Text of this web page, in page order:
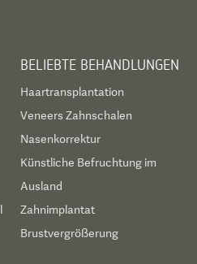
BELIEBTE BEHANDLUNGEN
Haartransplantation
Veneers Zahnschalen
Nasenkorrektur
Künstliche Befruchtung im
Ausland
Zahnimplantat
Brustvergrößerung